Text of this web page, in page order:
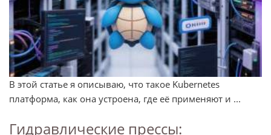
В этой статье я описываю, что такое Kubernetes
платформа, как она устроена, где её применяют и ...
Гидравлические прессы: